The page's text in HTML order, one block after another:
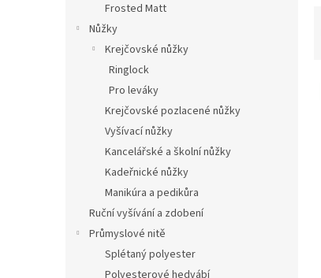
Frosted Matt
Nůžky
Krejčovské nůžky
Ringlock
Pro leváky
Krejčovské pozlacené nůžky
Vyšívací nůžky
Kancelářské a školní nůžky
Kadeřnické nůžky
Manikúra a pedikůra
Ruční vyšívání a zdobení
Průmyslové nitě
Splétaný polyester
Polyesterové hedvábí